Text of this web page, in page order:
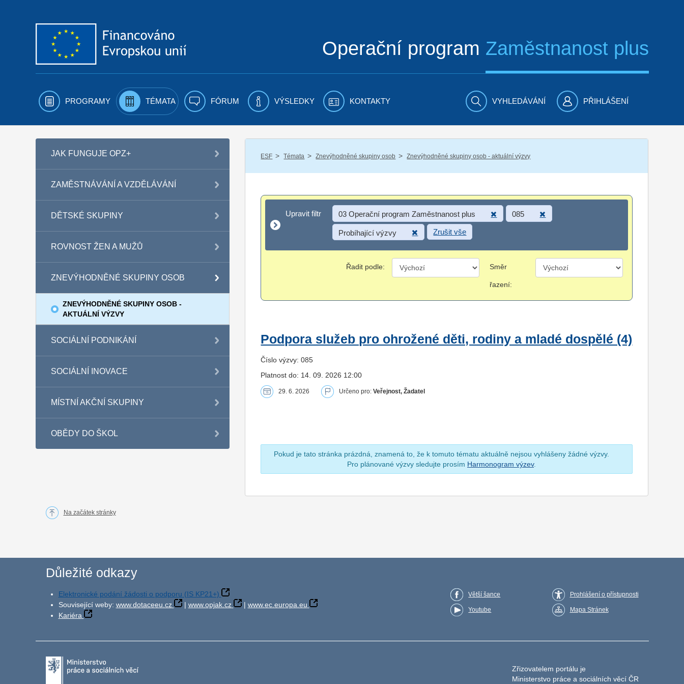
Operační program Zaměstnanost plus
PROGRAMY TÉMATA FÓRUM VÝSLEDKY KONTAKTY VYHLEDÁVÁNÍ PŘIHLÁŠENÍ
JAK FUNGUJE OPZ+
ZAMĚSTNÁVÁNÍ A VZDĚLÁVÁNÍ
DĚTSKÉ SKUPINY
ROVNOST ŽEN A MUŽŮ
ZNEVÝHODNĚNÉ SKUPINY OSOB
ZNEVÝHODNĚNÉ SKUPINY OSOB -
AKTUÁLNÍ VÝZVY
SOCIÁLNÍ PODNIKÁNÍ
SOCIÁLNÍ INOVACE
MÍSTNÍ AKČNÍ SKUPINY
OBĚDY DO ŠKOL
ESF / Témata / Znevýhodněné skupiny osob / Znevýhodněné skupiny osob - aktuální výzvy
Upravit filtr
Upravit filtr 03 Operační program Zaměstnanost plus 085
Probíhající výzvy Zrušit vše
Řadit podle: Směr
řazení:
Podpora služeb pro ohrožené děti, rodiny a mladé dospělé (4)
Číslo výzvy: 085
Platnost do: 14. 09. 2026 12:00
29. 6. 2026 Určeno pro:Veřejnost, Žadatel
Pokud je tato stránka prázdná, znamená to, že k tomuto tématu aktuálně nejsou vyhlášeny žádné výzvy.
Pro plánované výzvy sledujte prosím Harmonogram výzev.
Na začátek stránky
Důležité odkazy
Elektronické podání žádosti o podporu (IS KP21+)
Související weby: www.dotaceeu.cz | www.opjak.cz | www.ec.europa.eu
Kariéra
Větší šance
Youtube
Prohlášení o přístupnosti
Mapa Stránek
Zřizovatelem portálu je
Ministerstvo práce a sociálních věcí ČR